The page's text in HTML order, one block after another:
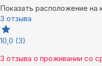
Показать расположение на
3 отзыва
10,0 (3)
3 отзыва о проживании со